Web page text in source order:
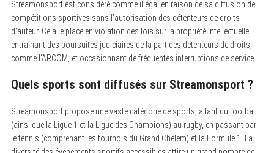
Streamonsport est considéré comme illégal en raison de sa diffusion de
compétitions sportives sans l’autorisation des détenteurs de droits
d’auteur. Cela le place en violation des lois sur la propriété intellectuelle,
entraînant des poursuites judiciaires de la part des détenteurs de droits,
comme l’ARCOM, et occasionnant de fréquentes interruptions de service.
Quels sports sont diffusés sur Streamonsport ?
Streamonsport propose une vaste catégorie de sports, allant du football
(ainsi que la Ligue 1 et la Ligue des Champions) au rugby, en passant par
le tennis (comprenant les tournois du Grand Chelem) et la Formule 1. La